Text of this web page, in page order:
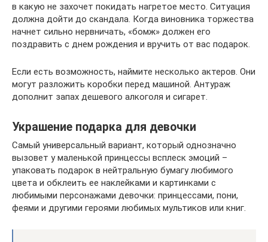
в какую не захочет покидать нагретое место. Ситуация
должна дойти до скандала. Когда виновника торжества
начнет сильно нервничать, «бомж» должен его
поздравить с днем рождения и вручить от вас подарок.
Если есть возможность, наймите несколько актеров. Они
могут разложить коробки перед машиной. Антураж
дополнит запах дешевого алкоголя и сигарет.
Украшение подарка для девочки
Самый универсальный вариант, который однозначно
вызовет у маленькой принцессы всплеск эмоций –
упаковать подарок в нейтральную бумагу любимого
цвета и обклеить ее наклейками и картинками с
любимыми персонажами девочки: принцессами, пони,
феями и другими героями любимых мультиков или книг.